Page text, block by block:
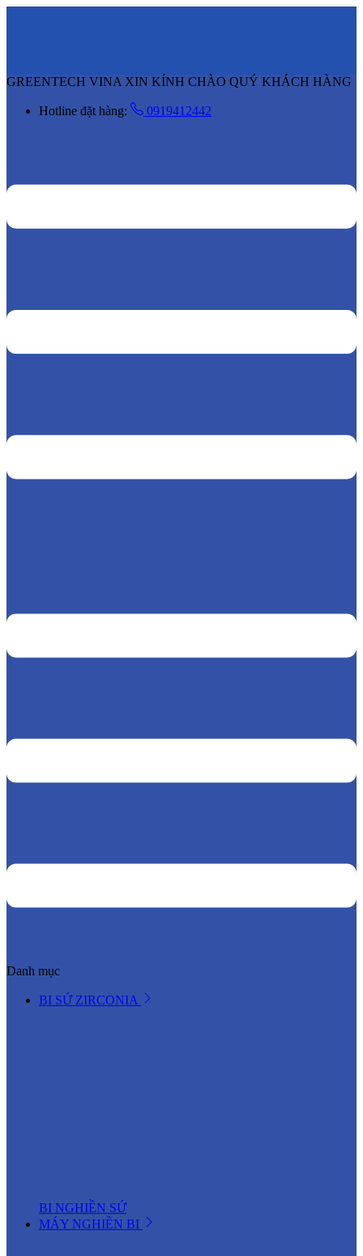
GREENTECH VINA XIN KÍNH CHÀO QUÝ KHÁCH HÀNG
Hotline đặt hàng: 0919412442
Danh mục
BI SỨ ZIRCONIA
BI NGHIỀN SỨ
MÁY NGHIỀN BI